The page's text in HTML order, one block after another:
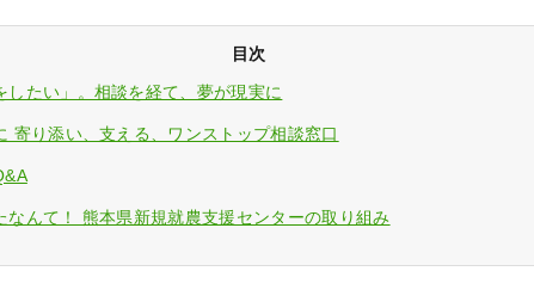
目次
したい」。相談を経て、夢が現実に
寄り添い、支える、ワンストップ相談窓口
なんて！ 熊本県新規就農支援センターの取り組み